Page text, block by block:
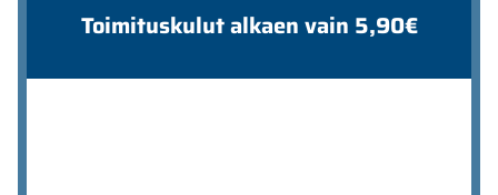
Toimituskulut alkaen vain 5,90€